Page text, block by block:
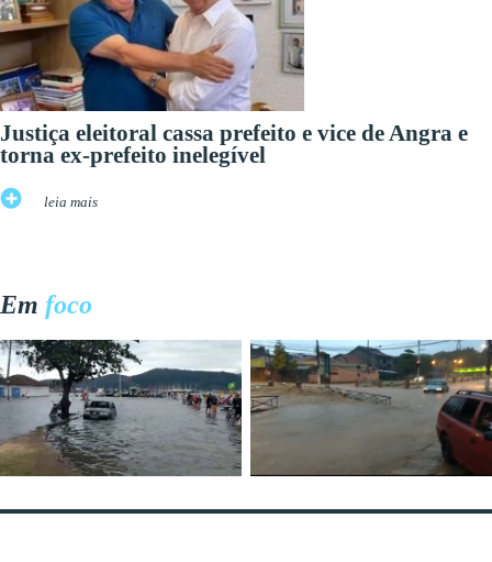
Justiça eleitoral cassa prefeito e vice de Angra e
torna ex-prefeito inelegível
leia mais
Em foco